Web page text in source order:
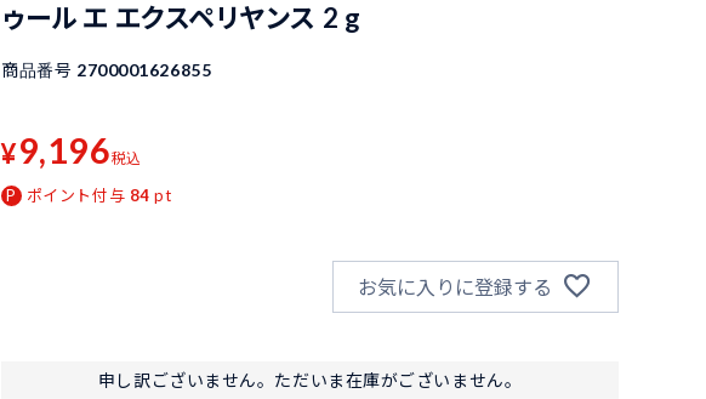
ゥール エ エクスペリヤンス 2 g
商品番号 2700001626855
¥9,196税込
ポイント付与 84 pt
お気に入りに登録する
申し訳ございません。ただいま在庫がございません。